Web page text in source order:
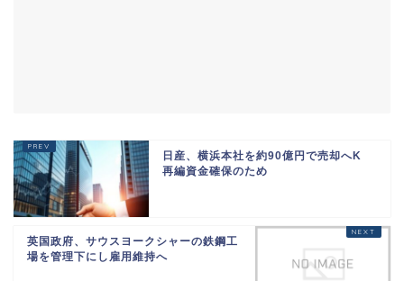
日産、横浜本社を約90億円で売却へK
再編資金確保のため
英国政府、サウスヨークシャーの鉄鋼工
場を管理下にし雇用維持へ